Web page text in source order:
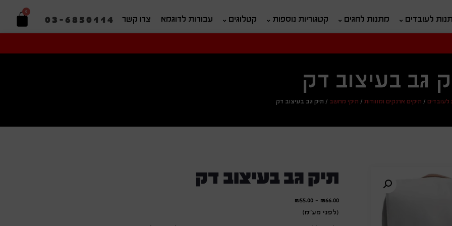
לעובדים מתנות לחגים קטגוריות נוספות קטלוגים עבודות לדוגמא צרו קשר 03-6850114
0
גב בעיצוב דק
לעובדים / תיקים ארנקים ומזוודות / תיקי מחשב / תיק גב בעיצוב דק
תיק גב בעיצוב דק
₪66.00
-
₪55.00
(לפני מע"מ)